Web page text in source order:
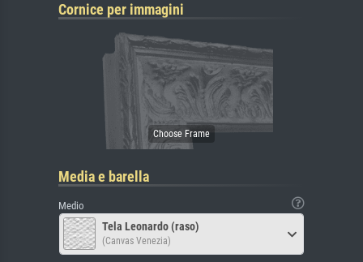
Cornice per immagini
Media e barella
Medio
Tela Leonardo (raso)
(Canvas Venezia)